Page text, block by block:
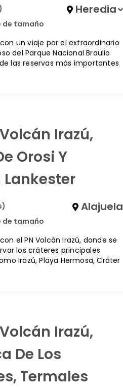
Heredia
de tamaño
un viaje por el extraordinario
del Parque Nacional Braulio
las reservas más importantes
Volcán Irazú,
Orosi Y
Alajuela
de tamaño
el PN Volcán Irazú, donde se
los cráteres principales
Irazú, Playa Hermosa, Cráter
Volcán Irazú,
De Los
Termales